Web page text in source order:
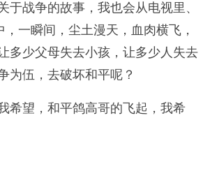
战争的故事，我也会从电视里、
一瞬间，尘土漫天，血肉横飞，
多少父母失去小孩，让多少人失去
为伍，去破坏和平呢？
希望，和平鸽高哥的飞起，我希